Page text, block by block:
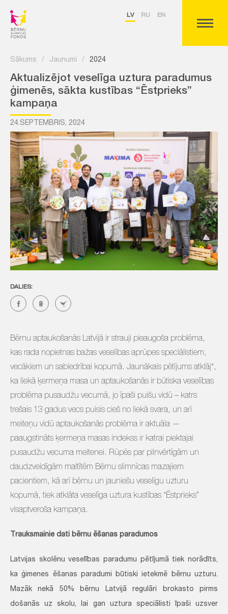
LV RU EN
Sākums / Jaunumi / 2024
Aktualizējot veselīga uztura paradumus
ģimenēs, sākta kustības “Ēstprieks”
kampaņa
24.SEPTEMBRIS, 2024
DALIES:
Bērnu aptaukošanās Latvijā ir strauji pieaugoša problēma,
kas rada nopietnas bažas veselības aprūpes speciālistiem,
vecākiem un sabiedrībai kopumā. Jaunākais pētījums atklāj*,
ka liekā ķermeņa masa un aptaukošanās ir būtiska veselības
problēma pusaudžu vecumā, jo īpaši puišu vidū – katrs
trešais 13 gadus vecs puisis cieš no liekā svara, un arī
meiteņu vidū aptaukošanās problēma ir aktuāla —
paaugstināts ķermeņa masas indekss ir katrai piektajai
pusaudžu vecuma meitenei. Rūpēs par pilnvērtīgām un
daudzveidīgām maltītēm Bērnu slimnīcas mazajiem
pacientiem, kā arī bērnu un jauniešu veselīgu uzturu
kopumā, tiek atklāta veselīga uztura kustības “Ēstprieks”
visaptveroša kampaņa.
Trauksmainie dati bērnu ēšanas paradumos
Latvijas skolēnu veselības paradumu pētījumā tiek norādīts,
ka ģimenes ēšanas paradumi būtiski ietekmē bērnu uzturu.
Mazāk nekā 50% bērnu Latvijā regulāri brokasto pirms
došanās uz skolu, lai gan uztura speciālisti īpaši uzsver